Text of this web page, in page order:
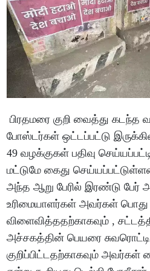
பிரதமரை குறி வைத்து
போஸ்டர்கள் ஒட்டப்பட்டு
49 வழக்குகள் பதிவு
மட்டுமே கைது
அந்த ஆறு பேரில் இரண்டு பேர்
உரிமையாளர்கள் அவர்கள்
விளைவித்ததற்காகவும் ,
அச்சகத்தின் பெயரை
குறிப்பிட்டதற்காகவும்